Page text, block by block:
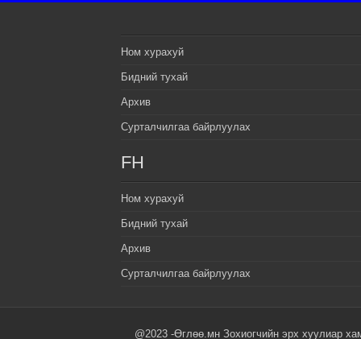
Ном хурахуй
Бидний тухай
Архив
Сурталчилгаа байрлуулах
FH
Ном хурахуй
Бидний тухай
Архив
Сурталчилгаа байрлуулах
@2023 -Өглөө.мн Зохиогчийн эрх хуулиар